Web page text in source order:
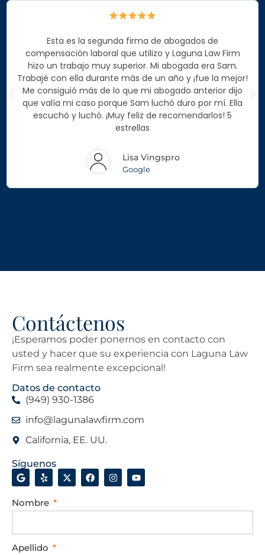
Esta es la segunda firma de abogados de
compensación laboral que utilizo y Laguna Law Firm
hizo un trabajo muy superior. Mi abogada era Sam.
Trabajé con ella durante más de un año y ¡fue la mejor!
Me consiguió más de lo que mi abogado anterior dijo
que valía mi caso porque Sam luchó duro por mí. Ella
escuchó y luchó. ¡Muy feliz de recomendarlos! 5
estrellas
Lisa Vingspro
Google
Contáctenos
¡Esperamos poder ponernos en contacto con
usted y hacer que su experiencia con Laguna Law
Firm sea realmente excepcional!
Datos de contacto
(949) 930-1386
info@lagunalawfirm.com
California, EE. UU.
Síguenos
Nombre
Apellido